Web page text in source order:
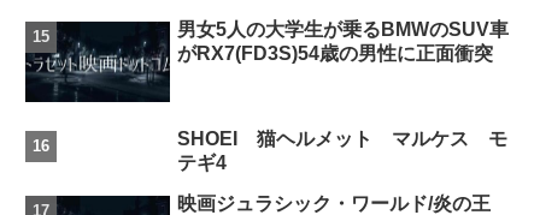
男女5人の大学生が乗るBMWのSUV車
がRX7(FD3S)54歳の男性に正面衝突
SHOEI 猫ヘルメット マルケス モ
テギ4
映画ジュラシック・ワールド/炎の王